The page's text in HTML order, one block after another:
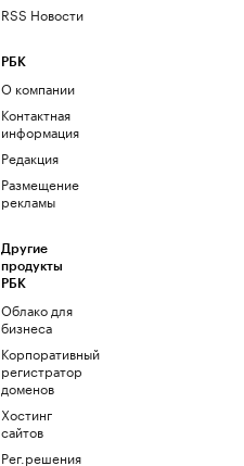
RSS Новости
РБК
О компании
Контактная
информация
Редакция
Размещение
рекламы
Другие
продукты
РБК
Облако для
бизнеса
Корпоративный
регистратор
доменов
Хостинг
сайтов
Рег.решения